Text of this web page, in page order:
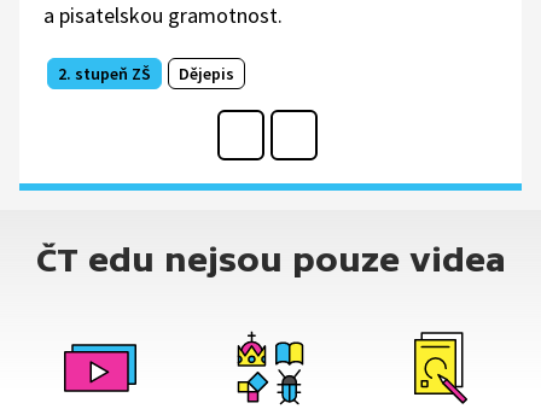
a pisatelskou gramotnost.
2. stupeň ZŠ Dějepis
ČT edu nejsou pouze videa